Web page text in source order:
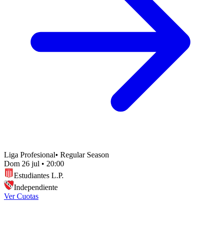
Liga Profesional• Regular Season
Dom 26 jul • 20:00
Estudiantes L.P.
Independiente
Ver Cuotas